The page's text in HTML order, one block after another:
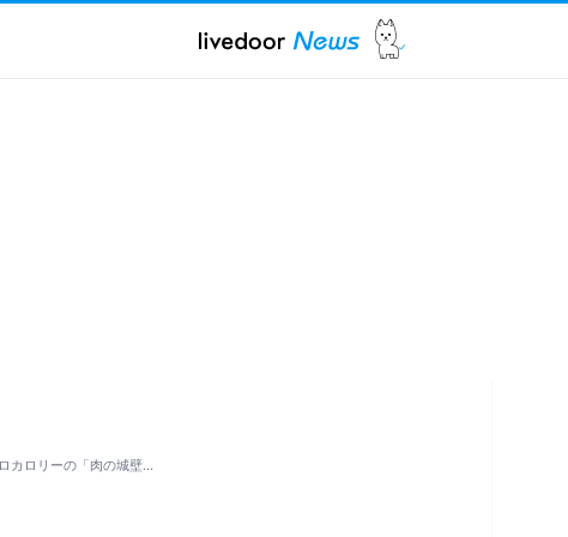
カロリーの「肉の城壁…